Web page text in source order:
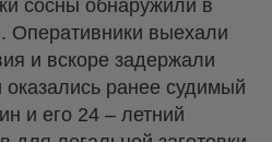
сосны обнаружили в
Оперативники выехали
и вскоре задержали
ранее судимый
и его 24 – летний